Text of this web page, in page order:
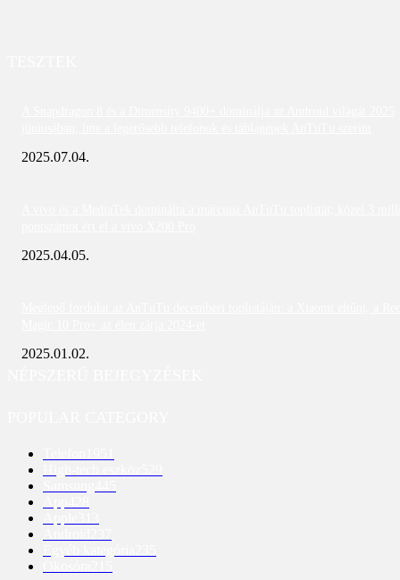
2025.07.04.
2025.04.05.
2025.01.02.